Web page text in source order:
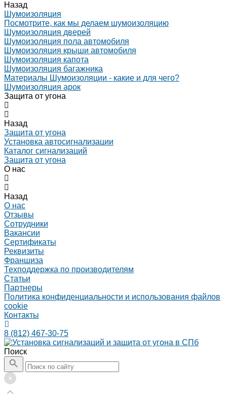
Назад
Шумоизоляция
Посмотрите, как мы делаем шумоизоляцию
Шумоизоляция дверей
Шумоизоляция пола автомобиля
Шумоизоляция крыши автомобиля
Шумоизоляция капота
Шумоизоляция багажника
Материалы Шумоизоляции - какие и для чего?
Шумоизоляция арок
Защита от угона
Назад
Защита от угона
Установка автосигнализации
Каталог сигнализаций
Защита от угона
О нас
Назад
О нас
Отзывы
Сотрудники
Вакансии
Сертификаты
Реквизиты
Франшиза
Техподдержка по производителям
Статьи
Партнеры
Политика конфиденциальности и использования файлов
cookie
Контакты
8 (812) 467-30-75
Поиск